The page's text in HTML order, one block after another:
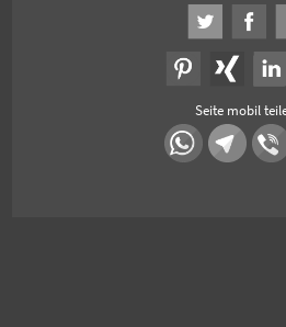
Seite mobil